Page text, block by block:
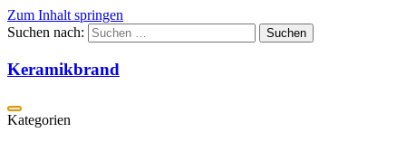
Zum Inhalt springen
Suchen nach:
Keramikbrand